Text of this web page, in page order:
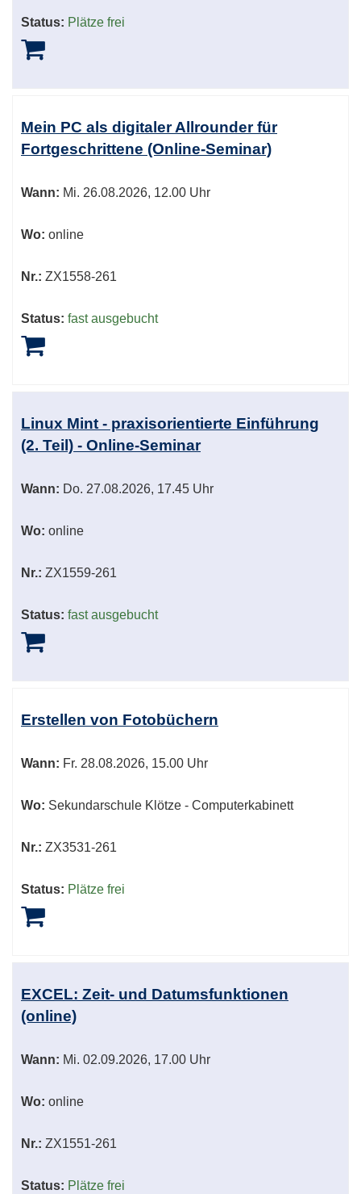
Status: Plätze frei
Mein PC als digitaler Allrounder für
Fortgeschrittene (Online-Seminar)
Wann: Mi. 26.08.2026, 12.00 Uhr
Wo: online
Nr.: ZX1558-261
Status: fast ausgebucht
Linux Mint - praxisorientierte Einführung
(2. Teil) - Online-Seminar
Wann: Do. 27.08.2026, 17.45 Uhr
Wo: online
Nr.: ZX1559-261
Status: fast ausgebucht
Erstellen von Fotobüchern
Wann: Fr. 28.08.2026, 15.00 Uhr
Wo: Sekundarschule Klötze - Computerkabinett
Nr.: ZX3531-261
Status: Plätze frei
EXCEL: Zeit- und Datumsfunktionen
(online)
Wann: Mi. 02.09.2026, 17.00 Uhr
Wo: online
Nr.: ZX1551-261
Status: Plätze frei